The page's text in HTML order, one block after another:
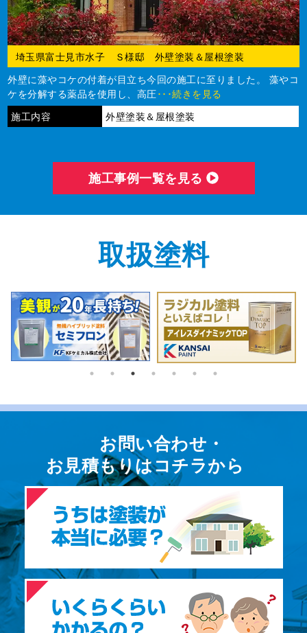
埼玉県富士見市水子 Ｓ様邸 外壁塗装＆屋根塗装
外壁に藻やコケの付着が目立ち今回の施工に至りました。 藻やコ
ケを分解する薬品を使用し、高圧･･･続きを見る
施工内容
外壁塗装＆屋根塗装
施⼯事例⼀覧を⾒る
取扱塗料
お問い合わせ・
お⾒積もりはコチラから